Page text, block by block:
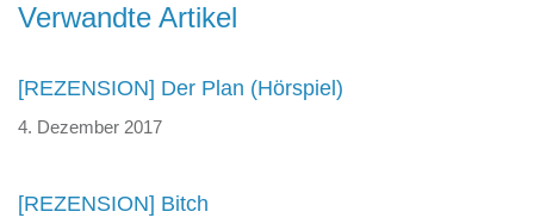
Verwandte Artikel
[REZENSION] Der Plan (Hörspiel)
4. Dezember 2017
[REZENSION] Bitch
Beitragsnavigation